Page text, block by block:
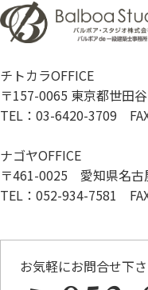
チトカラOFFICE
〒157-0065 東京都世田
TEL：03-6420-3709
ナゴヤOFFICE
〒461-0025 愛知県名古
TEL：052-934-7581
お気軽にお問合せ下さ